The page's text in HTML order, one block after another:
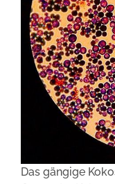
Das gängige